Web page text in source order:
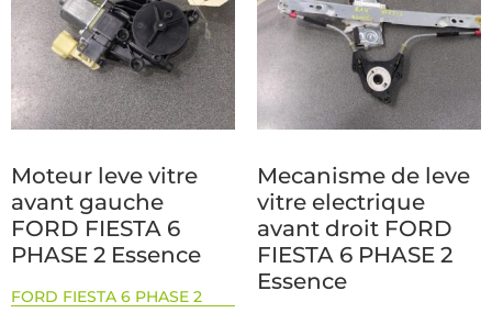
Moteur leve vitre
avant gauche
FORD FIESTA 6
PHASE 2 Essence
FORD FIESTA 6 PHASE 2
Mecanisme de leve
vitre electrique
avant droit FORD
FIESTA 6 PHASE 2
Essence